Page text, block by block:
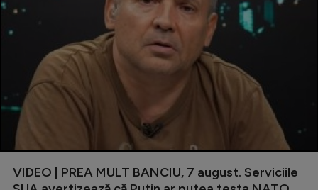
VIDEO | PREA MULT BANCIU, 7 august. Serviciile